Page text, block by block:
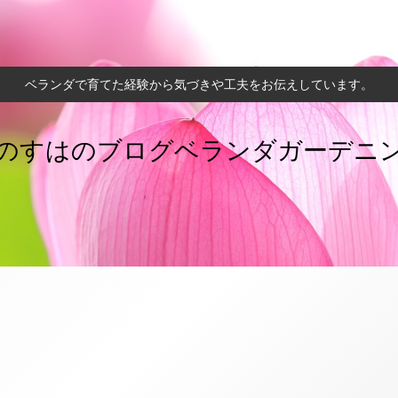
ベランダで育てた経験から気づきや工夫をお伝えしています。
すはのブログベランダガーデニ